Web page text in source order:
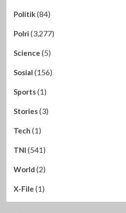
Politik(84)
Polri (3,277)
Science (5)
Sosial (156)
Sports(1)
Stories(3)
Tech (1)
TNI (541)
World (2)
X-File (1)